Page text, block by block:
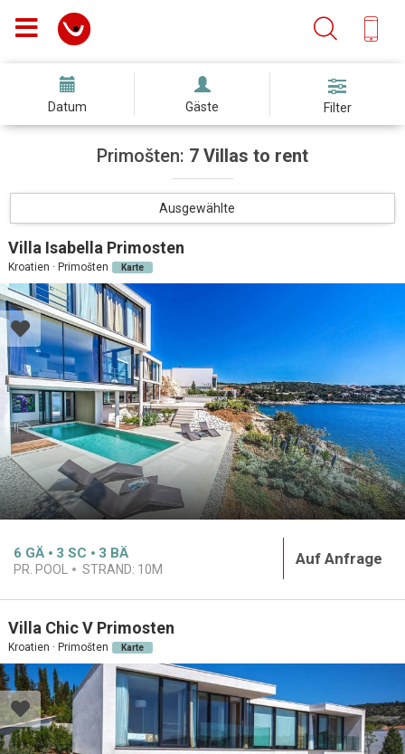
Datum Gäste Filter
Primošten: 7 Villas to rent
Ausgewählte
Villa Isabella Primosten
Kroatien · Primošten Karte
6 GÄ 3 SC 3 BÄ
PR. POOL STRAND: 10M
Auf Anfrage
Villa Chic V Primosten
Kroatien · Primošten Karte